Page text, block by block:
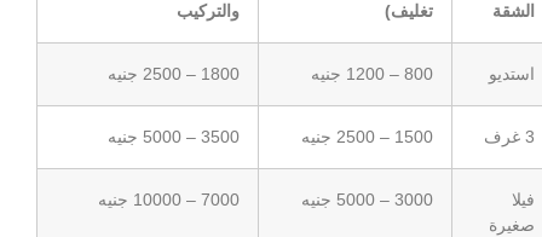
الشقة
تغليف)
والتركيب
استديو 800 – 1200 جنيه 1800 – 2500 جنيه
3 غرف 1500 – 2500 جنيه 3500 – 5000 جنيه
فيلا
صغيرة
3000 – 5000 جنيه 7000 – 10000 جنيه